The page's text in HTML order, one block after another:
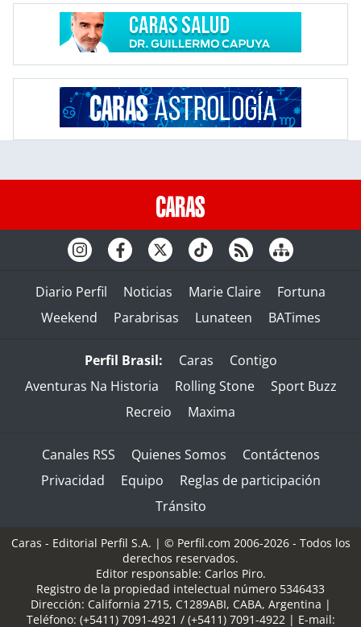
Diario Perfil Noticias Marie Claire
Fortuna
Weekend
Parabrisas Lunateen BATimes
Perfil Brasil: Caras
Contigo
Aventuras Na Historia
Rolling Stone
Sport Buzz
Recreio
Maxima
Canales RSS Quienes Somos
Contáctenos
Privacidad
Equipo
Reglas de participación
Tránsito
Caras - Editorial Perfil S.A. | © Perfil.com 2006-2026 - Todos los
derechos reservados.
Editor responsable: Carlos Piro.
Registro de la propiedad intelectual número 5346433
Dirección: California 2715, C1289ABI, CABA, Argentina |
Teléfono: (+5411) 7091-4921 / (+5411) 7091-4922| E-mail: